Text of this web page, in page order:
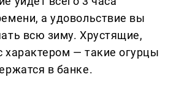
а удовольствие вы
всю зиму. Хрустящие,
характером — такие огурцы
в банке.